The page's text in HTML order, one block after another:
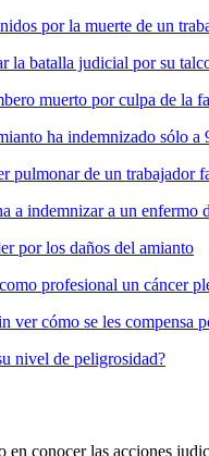
por la muerte de un
la batalla judicial por su
muerto por culpa de la
ha indemnizado sólo a
pulmonar de un trabajador
a indemnizar a un enfermo
por los daños del amianto
profesional un cáncer
ver cómo se les compensa
nivel de peligrosidad?
en conocer las acciones